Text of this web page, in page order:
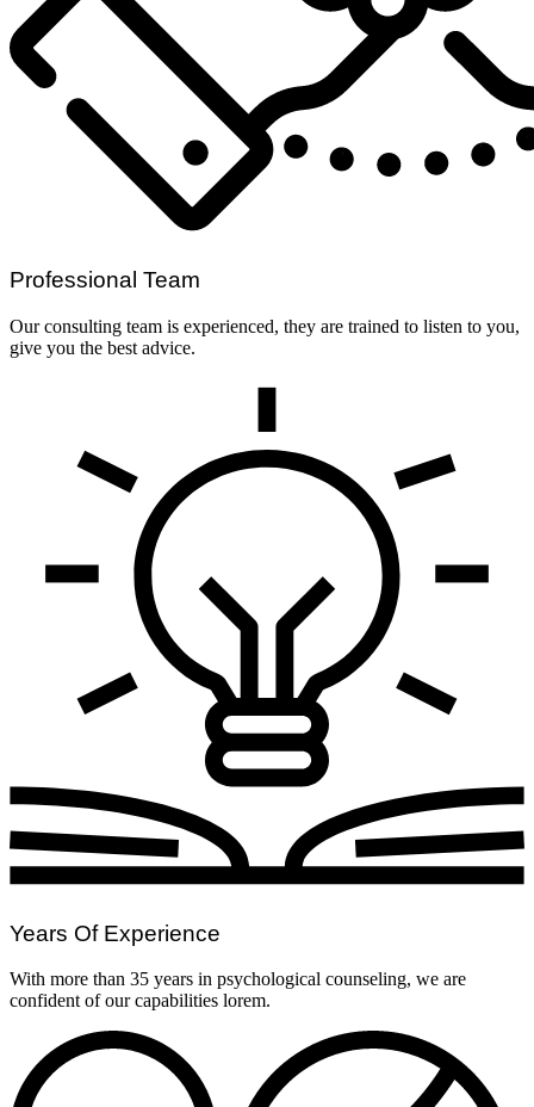
Professional Team
Our consulting team is experienced, they are trained to listen to you,
give you the best advice.
Years Of Experience
With more than 35 years in psychological counseling, we are
confident of our capabilities lorem.